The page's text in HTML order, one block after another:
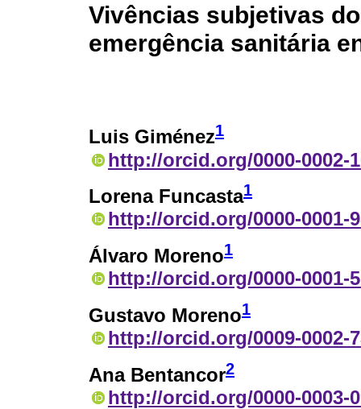
Vivências subjetivas
emergência sanitária
Luis Giménez1
http://orcid.org/0000-0002-
Lorena Funcasta1
http://orcid.org/0000-0001-
Álvaro Moreno1
http://orcid.org/0000-0001-
Gustavo Moreno1
http://orcid.org/0009-0002-
Ana Bentancor2
http://orcid.org/0000-0003-